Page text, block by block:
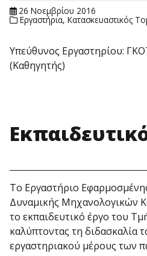
26 Νοεμβρίου 2016
Εργαστήρια,Κατασκευαστικός
Υπεύθυνος Εργαστηρίου:
(Καθηγητής)
Το Εργαστήριο
Δυναμικής Μηχανολογικών
το εκπαιδευτικό έργο του
καλύπτοντας τη διδασκαλία
εργαστηριακού μέρους των